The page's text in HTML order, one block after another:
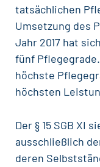
tatsächlichen
Umsetzung des
Jahr 2017 hat
fünf
höchste
höchsten
Der § 15 SGB XI
ausschließlich
deren